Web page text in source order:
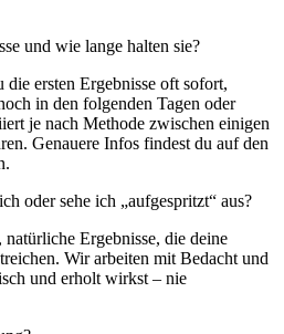
und wie lange halten sie?
die ersten Ergebnisse oft sofort,
in den folgenden Tagen oder
je nach Methode zwischen einigen
Genauere Infos findest du auf den
oder sehe ich „aufgespritzt“ aus?
Ergebnisse, die deine
Wir arbeiten mit Bedacht und
und erholt wirkst – nie